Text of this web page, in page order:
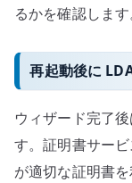
るかを確認します
再起動後に
ウィザード完了
す。証明書サー
が適切な証明書